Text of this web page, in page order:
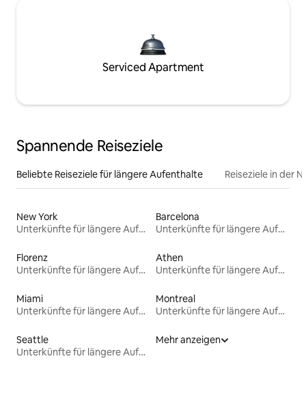
Serviced Apartment
Spannende Reiseziele
Beliebte Reiseziele für längere Aufenthalte Reiseziele in der
New York
Unterkünfte für längere Aufenthalte
Barcelona
Unterkünfte für längere Aufenthalte
Florenz
Unterkünfte für längere Aufenthalte
Athen
Unterkünfte für längere Aufenthalte
Miami
Unterkünfte für längere Aufenthalte
Montreal
Unterkünfte für längere Aufenthalte
Seattle
Unterkünfte für längere Aufenthalte
Mehr anzeigen